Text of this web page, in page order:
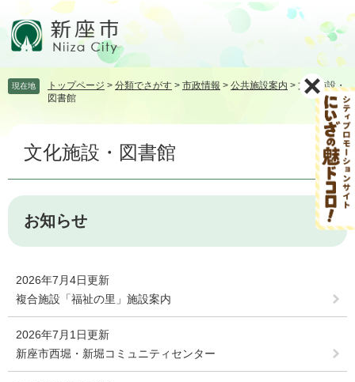
頭飛 現在地 トップページ > 分類でさがす > 市政情報 > 公共施設案内 > 文化施設・
図書館
文化施設・図書館
お知らせ
2026年7月4日更新
複合施設「福祉の里」施設案内
2026年7月1日更新
新座市西堀・新堀コミュニティセンター